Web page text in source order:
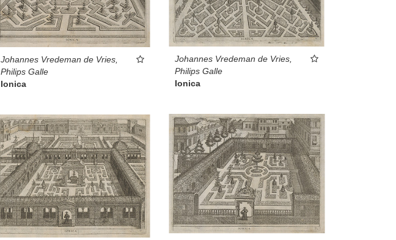
Johannes Vredeman de Vries,
Philips Galle
Ionica
Johannes Vredeman de Vries,
Philips Galle
Ionica